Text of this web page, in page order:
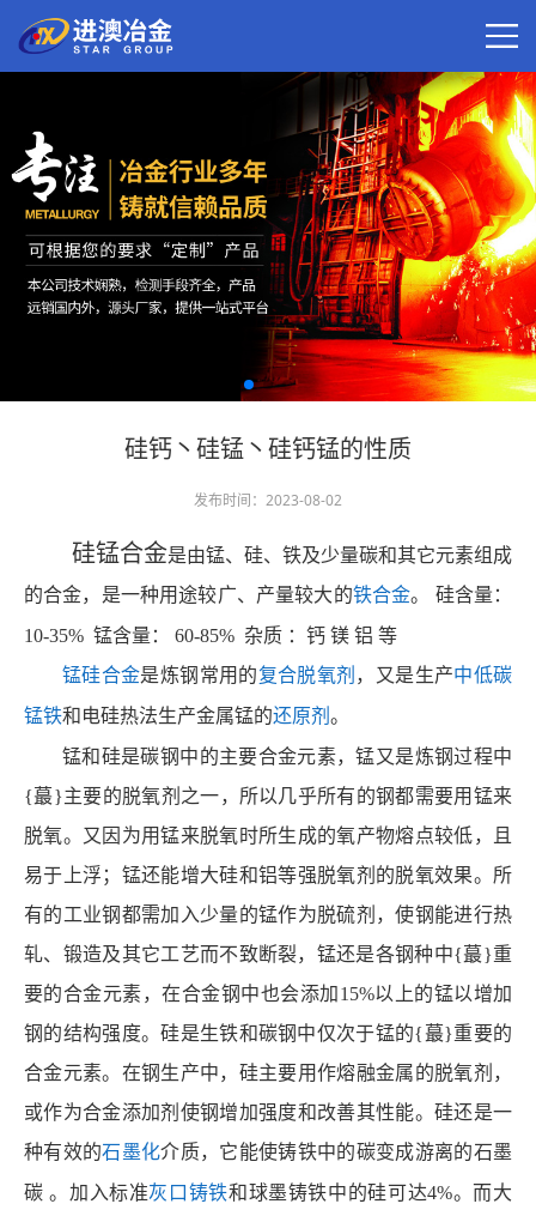
硅钙丶硅锰丶硅钙锰的性质
发布时间：2023-08-02
硅锰合金是由锰、硅、铁及少量碳和其它元素组成
的合金，是一种用途较广、产量较大的铁合金。
硅含量：
10-35% 锰含量： 60-85% 杂质 ：钙 镁 铝 等
锰硅合金是炼钢常用的复合脱氧剂 ，又是生产中低碳
锰铁和电硅热法生产金属锰的还原剂 。
锰和硅是碳钢中的主要合金元素，锰又是炼钢过程中
{蕞}主要的脱氧剂之一，所以几乎所有的钢都需要用锰来
脱氧。又 因为用锰来脱氧时所生成的氧产物熔点较低，
且
易于上浮；锰还能增大硅和铝等强脱氧剂的脱氧效果。所
有的工业钢都需加入少量的锰作为脱硫剂，使钢能进行热
轧、锻造及其它工艺而不致断裂，锰还是各钢种中{蕞}重
要的合金元素，在合金钢中也会添加 15%以上的锰以增加
钢的结构强度。硅是生铁和碳钢中仅次于锰的{蕞}重要的
合金元素。在钢生产中，硅主要用作熔融金属的脱氧剂，
或作为合金添加剂使钢增加强度和改善其性能。硅还是一
种有效的石墨化介质，它能使铸铁中的碳变成游离的石墨
碳 。加入标准灰口铸铁和球墨铸铁中的硅可达4%。而大